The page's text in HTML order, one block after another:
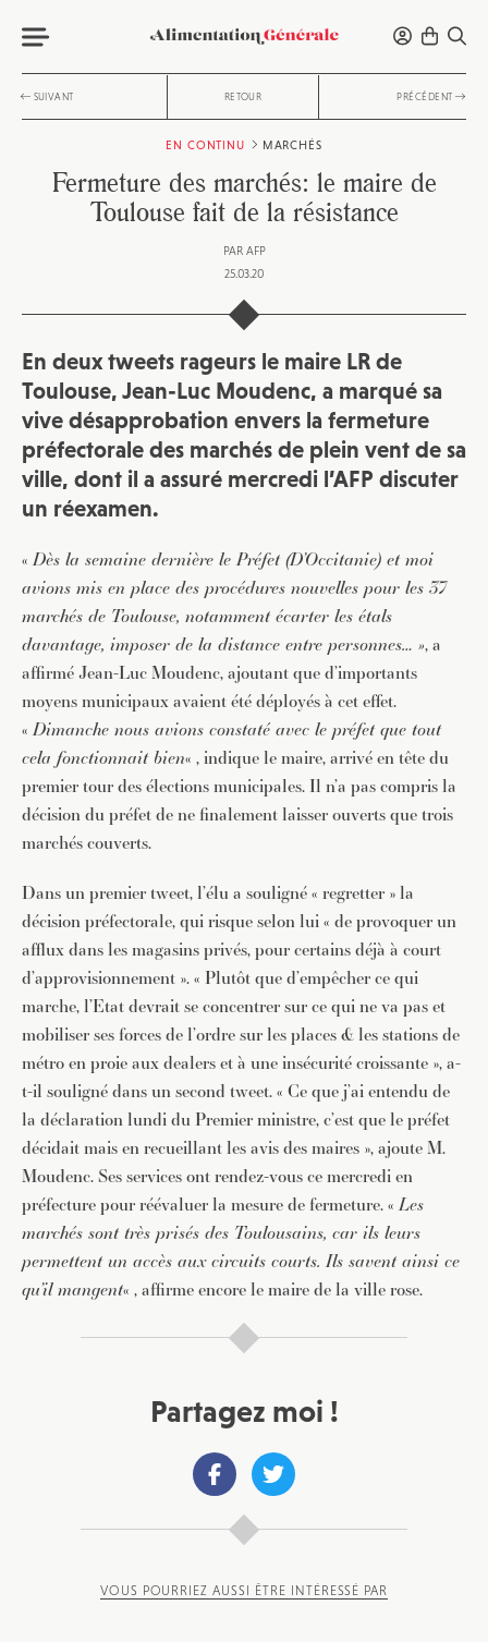
SUIVANT RETOUR PRÉCÉDENT
EN CONTINU MARCHÉS
Fermeture des marchés: le maire de
Toulouse fait de la résistance
PAR AFP
25.03.20
En deux tweets rageurs le maire LR de
Toulouse, Jean-Luc Moudenc, a marqué sa
vive désapprobation envers la fermeture
préfectorale des marchés de plein vent de sa
ville, dont il a assuré mercredi l’AFP discuter
un réexamen.
«Dès la semaine dernière le Préfet (D’Occitanie) et moi
avions mis en place des procédures nouvelles pour les 37
marchés de Toulouse, notamment écarter les étals
davantage, imposer de la distance entre personnes… », a
affirmé Jean-Luc Moudenc, ajoutant que d’importants
moyens municipaux avaient été déployés à cet effet.
«Dimanche nous avions constaté avec le préfet que tout
cela fonctionnait bien« , indique le maire, arrivé en tête du
premier tour des élections municipales. Il n’a pas compris la
décision du préfet de ne finalement laisser ouverts que trois
marchés couverts.
Dans un premier tweet, l’élu a souligné « regretter » la
décision préfectorale, qui risque selon lui « de provoquer un
afflux dans les magasins privés, pour certains déjà à court
d’approvisionnement ». « Plutôt que d’empêcher ce qui
marche, l’Etat devrait se concentrer sur ce qui ne va pas et
mobiliser ses forces de l’ordre sur les places & les stations de
métro en proie aux dealers et à une insécurité croissante », a-
t-il souligné dans un second tweet. « Ce que j’ai entendu de
la déclaration lundi du Premier ministre, c’est que le préfet
décidait mais en recueillant les avis des maires », ajoute M.
Moudenc. Ses services ont rendez-vous ce mercredi en
préfecture pour réévaluer la mesure de fermeture. «Les
marchés sont très prisés des Toulousains, car ils leurs
permettent un accès aux circuits courts. Ils savent ainsi ce
qu’il mangent« , affirme encore le maire de la ville rose.
Partagez moi !
VOUS POURRIEZ AUSSI ÊTRE INTÉRESSÉ PAR